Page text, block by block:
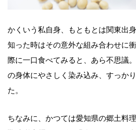
かくいう私自身、もともとは関東出
知った時はその意外な組み合わせに
際に一口食べてみると、あら不思議
の身体にやさしく染み込み、すっか
た。
ちなみに、かつては愛知県の郷土料